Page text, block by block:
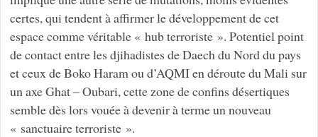
certes, qui tendent à affirmer le développement de cet
espace comme véritable « hub terroriste ». Potentiel point
de contact entre les djihadistes de Daech du Nord du pays
et ceux de Boko Haram ou d’AQMI en déroute du Mali sur
un axe Ghat – Oubari, cette zone de confins désertiques
semble dès lors vouée à devenir à terme un nouveau
« sanctuaire terroriste ».